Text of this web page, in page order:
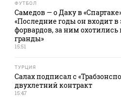
ФУТБОЛ
Самедов — о Даку в
«Последние годы он входит в
форвардов, за ним охотились
гранды»
15:51
ТУРЦИЯ
Салах подписал с
двухлетний контракт
15:47